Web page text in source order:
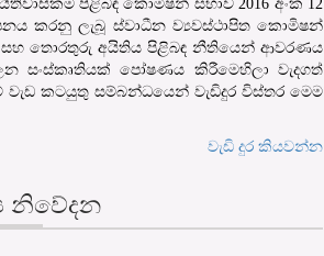
පිළිබඳ කොමිෂන් සභාව 2016 අංක 12
කරනු ලැබූ ස්වාධීන ව්‍යවස්ථාපිත කොමිෂන්
සහ තොරතුරු අයිතිය පිළිබඳ නීතියෙන් ආවරණය
සංස්කෘතියක් පෝෂණය කිරීමෙහිලා වැදගත්
කටයුතු සම්බන්ධයෙන් වැඩිදුර විස්තර මෙම
වැඩි දුර කියවන්න
නිවේදන